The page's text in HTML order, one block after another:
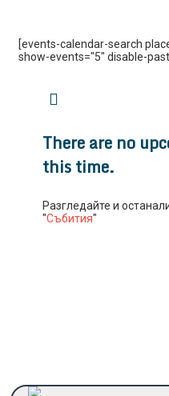
[events-calendar-search
show-events="5" disable-
There are no
this time.
Разгледайте и
"Събития"